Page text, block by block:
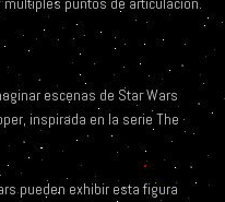
escenas de Star Wars
inspirada en la serie The
pueden exhibir esta figura